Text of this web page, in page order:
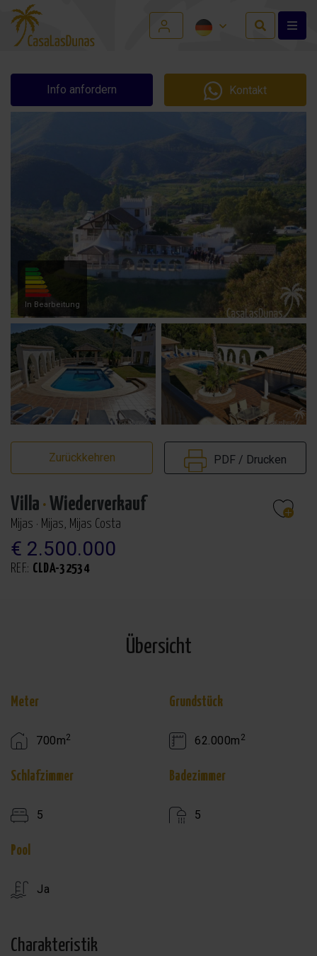
Info anfordern Kontakt
In Bearbeitung
Zurückkehren PDF / Drucken
Villa · Wiederverkauf
Mijas · Mijas, Mijas Costa
€ 2.500.000
REF.: CLDA-32534
Übersicht
Meter
700m2
Grundstück
62.000m 2
Schlafzimmer
5
Badezimmer
5
Pool
Ja
Charakteristik